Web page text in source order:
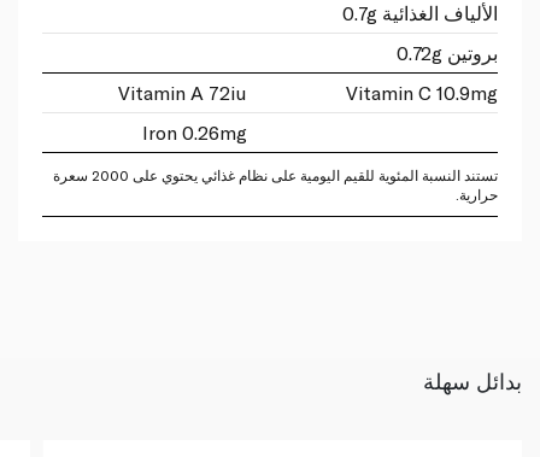
الألياف الغذائية 0.7g
بروتين 0.72g
Vitamin A 72iu
Vitamin C 10.9mg
Iron 0.26mg
تستند النسبة المئوية للقيم اليومية على نظام غذائي يحتوي على 2000 سعرة
حرارية.
بدائل سهلة